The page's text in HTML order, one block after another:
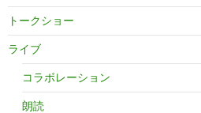
トークショー
ライブ
コラボレーション
朗読